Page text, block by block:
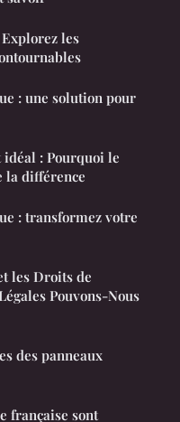
les
: une solution pour
idéal : Pourquoi le
la différence
: transformez votre
les Droits de
Pouvons-Nous
des panneaux
française sont